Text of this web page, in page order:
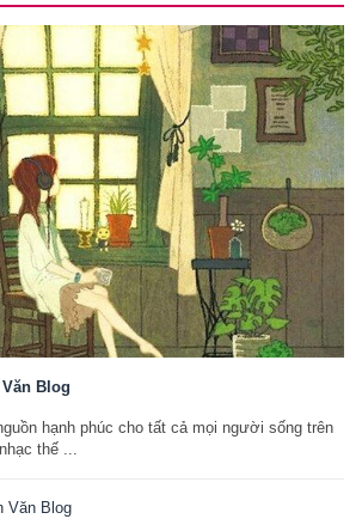
Blog
hạnh phúc cho tất cả mọi người sống trên
thế ...
Văn Blog